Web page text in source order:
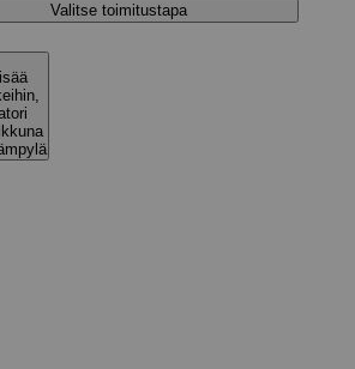
Valitse toimitustapa